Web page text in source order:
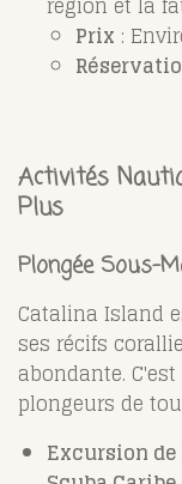
Prix :
Activités
Plus
Plongée Sous-
Catalina Island
ses récifs
abondante.
plongeurs de
Excursion